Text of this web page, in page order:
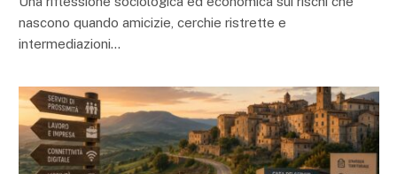
nascono quando amicizie, cerchie ristrette e
intermediazioni…